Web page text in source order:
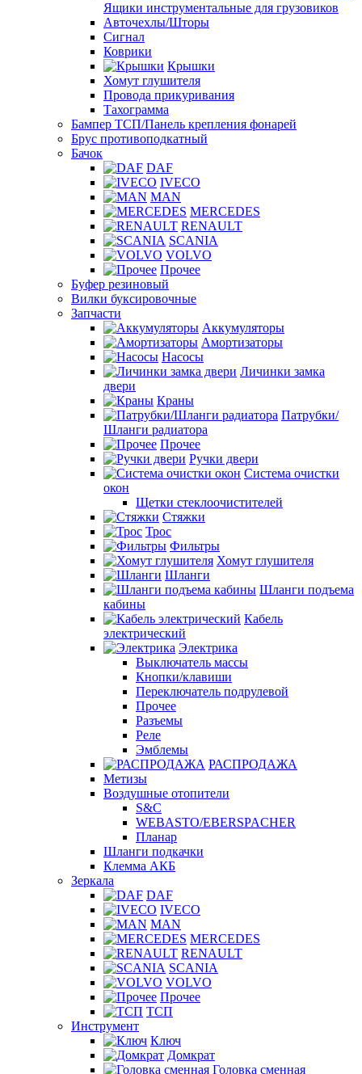
Ящики инструментальные для грузовиков
Авточехлы/Шторы
Сигнал
Коврики
Крышки
Хомут глушителя
Провода прикуривания
Тахограмма
Бампер ТСП/Панель крепления фонарей
Брус противоподкатный
Бачок
DAF
IVECO
MAN
MERCEDES
RENAULT
SCANIA
VOLVO
Прочее
Буфер резиновый
Вилки буксировочные
Запчасти
Аккумуляторы
Амортизаторы
Насосы
Личинки замка
двери
Краны
Патрубки/
Шланги радиатора
Прочее
Ручки двери
Система очистки
окон
Щетки стеклоочистителей
Стяжки
Трос
Фильтры
Хомут глушителя
Шланги
Шланги подъема
кабины
Кабель
электрический
Электрика
Выключатель массы
Кнопки/клавиши
Переключатель подрулевой
Прочее
Разъемы
Реле
Эмблемы
РАСПРОДАЖА
Метизы
Воздушные отопители
S&C
WEBASTO/EBERSPACHER
Планар
Шланги подкачки
Клемма АКБ
Зеркала
DAF
IVECO
MAN
MERCEDES
RENAULT
SCANIA
VOLVO
Прочее
ТСП
Инструмент
Ключ
Домкрат
Головка сменная